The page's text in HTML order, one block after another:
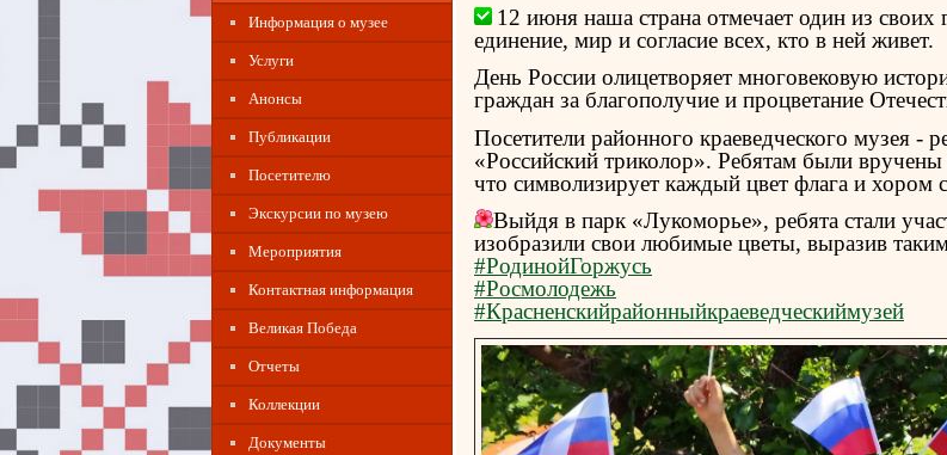
Информация о музее
Услуги
Анонсы
Публикации
Посетителю
Экскурсии по музею
Мероприятия
Контактная информация
Великая Победа
Отчеты
Коллекции
Документы
12 июня наша страна отмечает один из
единение, мир и согласие всех, кто в ней живет.
День России олицетворяет многовековую
граждан за благополучие и процветание
Посетители районного краеведческого музея -
«Российский триколор». Ребятам были
что символизирует каждый цвет флага и хором
Выйдя в парк «Лукоморье», ребята стали
изобразили свои любимые цветы, выразив
#РодинойГоржусь
#Росмолодежь
#Красненскийрайонныйкраеведческиймузей